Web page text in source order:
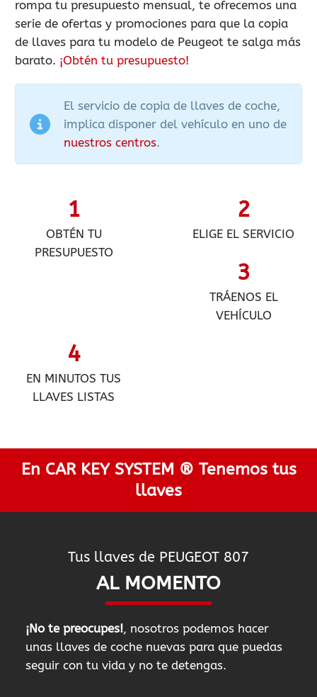
rompa tu presupuesto mensual, te ofrecemos una
serie de ofertas y promociones para que la copia
de llaves para tu modelo de Peugeot te salga más
barato. ¡Obtén tu presupuesto!
El servicio de copia de llaves de coche,
implica disponer del vehículo en uno de
nuestros centros.
1
OBTÉN TU
PRESUPUESTO
2
ELIGE EL SERVICIO
3
TRÁENOS EL
VEHÍCULO
4
EN MINUTOS TUS
LLAVES LISTAS
En CAR KEY SYSTEM ® Tenemos tus
llaves
Tus llaves de PEUGEOT 807
AL MOMENTO
¡No te preocupes!, nosotros podemos hacer
unas llaves de coche nuevas para que puedas
seguir con tu vida y no te detengas.